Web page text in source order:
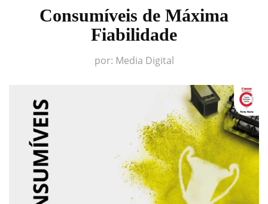
Consumíveis de Máxima
Fiabilidade
por: Media Digital